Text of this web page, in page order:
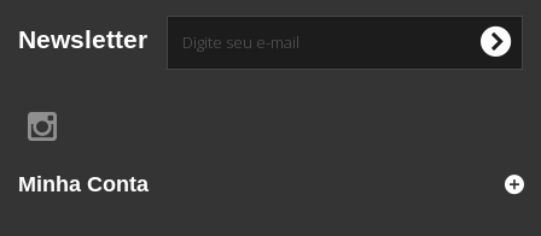
Newsletter
Minha Conta